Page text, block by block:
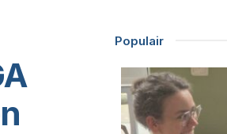
Populair